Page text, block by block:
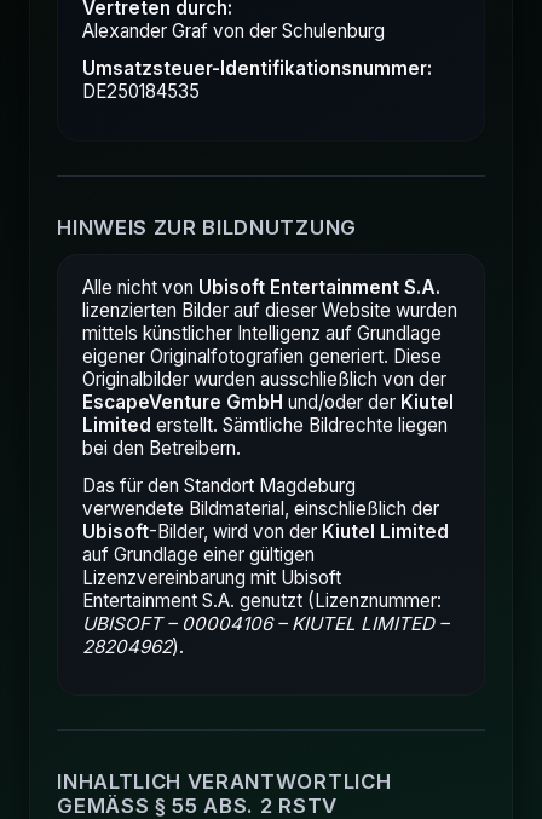
Vertreten durch:
Alexander Graf von der Schulenburg
Umsatzsteuer-Identifikationsnummer:
DE250184535
HINWEIS ZUR BILDNUTZUNG
Alle nicht von Ubisoft Entertainment S.A.
lizenzierten Bilder auf dieser Website wurden
mittels künstlicher Intelligenz auf Grundlage
eigener Originalfotografien generiert. Diese
Originalbilder wurden ausschließlich von der
EscapeVenture GmbH und/oder der Kiutel
Limited erstellt. Sämtliche Bildrechte liegen
bei den Betreibern.
Das für den Standort Magdeburg
verwendete Bildmaterial, einschließlich der
Ubisoft-Bilder, wird von der Kiutel Limited
auf Grundlage einer gültigen
Lizenzvereinbarung mit Ubisoft
Entertainment S.A. genutzt (Lizenznummer:
UBISOFT – 00004106 – KIUTEL LIMITED –
28204962).
INHALTLICH VERANTWORTLICH
GEMÄSS § 55 ABS. 2 RSTV